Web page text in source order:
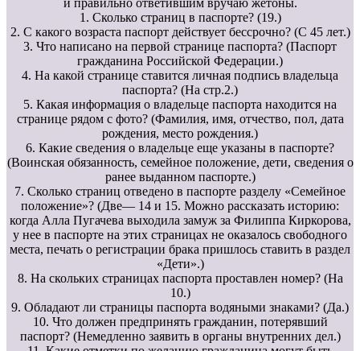
и правильно ответившим вручаю жетоны.
1. Сколько страниц в паспорте? (19.)
2. С какого возраста паспорт действует бессрочно? (С 45 лет.)
3. Что написано на первой странице паспорта? (Паспорт
гражданина Российской Федерации.)
4. На какой странице ставится личная подпись владельца
паспорта? (На стр.2.)
5. Какая информация о владельце паспорта находится на
странице рядом с фото? (Фамилия, имя, отчество, пол, дата
рождения, место рождения.)
6. Какие сведения о владельце еще указаны в паспорте?
(Воинская обязанность, семейное положение, дети, сведения о
ранее выданном паспорте.)
7. Сколько страниц отведено в паспорте разделу «Семейное
положение»? (Две— 14 и 15. Можно рассказать историю:
когда Алла Пугачева выходила замуж за Филиппа Киркорова,
у нее в паспорте на этих страницах не оказалось свободного
места, печать о регистрации брака пришлось ставить в раздел
«Дети».)
8. На скольких страницах паспорта проставлен номер? (На
10.)
9. Обладают ли страницы паспорта водяными знаками? (Да.)
10. Что должен предпринять гражданин, потерявший
паспорт? (Немедленно заявить в органы внутренних дел.)